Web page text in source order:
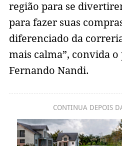
região para se
para fazer suas
diferenciado da
mais calma”, convida o
Fernando Nandi.
CONTINUA DEPOIS